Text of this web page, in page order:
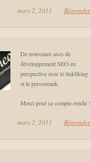
mars 2, 2011 Répondre
De nouveaux axes de
développement SEO en
perspective avec le linkliking
et le personrank.
Merci pour ce compte-rendu !
mars 2, 2011 Répondre